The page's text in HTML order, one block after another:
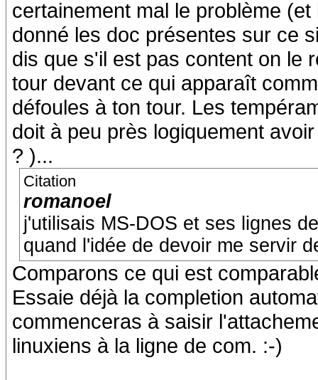
certainement mal le problème
donné les doc présentes sur ce
dis que s'il est pas content on le
tour devant ce qui apparaît
défoules à ton tour. Les
doit à peu près logiquement
? )...
Citation
romanoel
j'utilisais MS-DOS et ses lignes
quand l'idée de devoir me servir
Comparons ce qui est
Essaie déjà la completion
commenceras à saisir
linuxiens à la ligne de com. :-)